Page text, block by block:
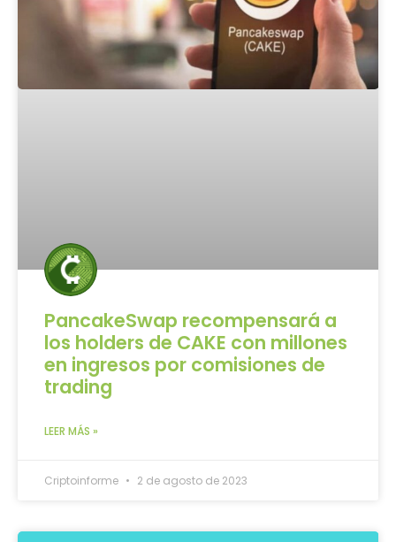
PancakeSwap recompensará a
los holders de CAKE con millones
en ingresos por comisiones de
trading
LEER MÁS »
Criptoinforme 2 de agosto de 2023